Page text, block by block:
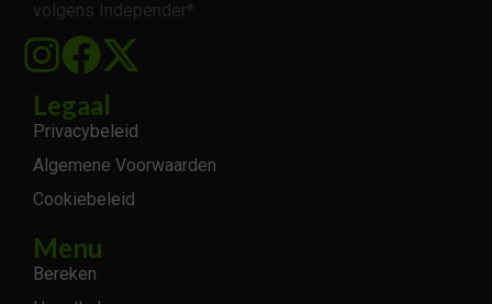
volgens Independer*
Legaal
Privacybeleid
Algemene Voorwaarden
Cookiebeleid
Menu
Bereken